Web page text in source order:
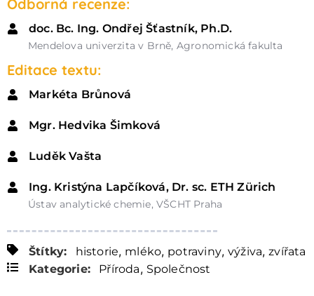
Odborná recenze:
doc. Bc. Ing. Ondřej Šťastník, Ph.D.
Mendelova univerzita v Brně, Agronomická fakulta
Editace textu:
Markéta Brůnová
Mgr. Hedvika Šimková
Luděk Vašta
Ing. Kristýna Lapčíková, Dr. sc. ETH Zürich
Ústav analytické chemie, VŠCHT Praha
Štítky: historie, mléko, potraviny, výživa, zvířata
Kategorie:
Příroda, Společnost